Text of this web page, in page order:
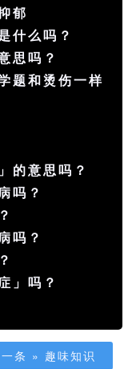
郁
什么吗？
思吗？
题和烫伤一样
的意思吗？
吗？
吗？
」吗？
条 » 趣味知识